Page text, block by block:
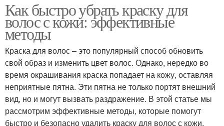
Как быстро убрать краску для
волос с кожи: эффективные
методы
Краска для волос – это популярный способ обновить
свой образ и изменить цвет волос. Однако, нередко во
время окрашивания краска попадает на кожу, оставляя
неприятные пятна. Эти пятна не только портят внешний
вид, но и могут вызвать раздражение. В этой статье мы
рассмотрим эффективные методы, которые помогут
быстро и безопасно удалить краску для волос с кожи.